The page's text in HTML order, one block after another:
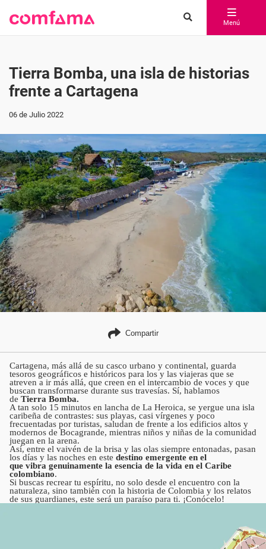
Menú
Tierra Bomba, una isla de historias
frente a Cartagena
06 de Julio 2022
Compartir
Cartagena, más allá de su casco urbano y continental, guarda
tesoros geográficos e históricos para los y las viajeras que se
atreven a ir más allá, que creen en el intercambio de voces y que
buscan transformarse durante sus travesías. Sí, hablamos
de Tierra Bomba.
A tan solo 15 minutos en lancha de La Heroica, se yergue una isla
caribeña de contrastes: sus playas, casi vírgenes y poco
frecuentadas por turistas, saludan de frente a los edificios altos y
modernos de Bocagrande, mientras niños y niñas de la comunidad
juegan en la arena.
Así, entre el vaivén de la brisa y las olas siempre entonadas, pasan
los días y las noches en este destino emergente en el
que vibra genuinamente la esencia de la vida en el Caribe
colombiano.
Si buscas recrear tu espíritu, no solo desde el encuentro con la
naturaleza, sino también con la historia de Colombia y los relatos
de sus guardianes, este será un paraíso para ti. ¡Conócelo!